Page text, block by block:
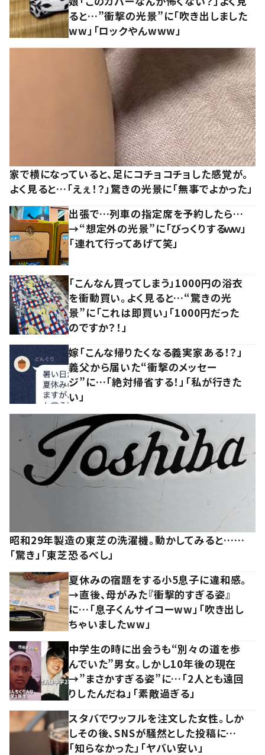
ると…”衝撃の光景”に「吹き出しました
ww」「ロックやんwww」
家で横になっていると、足にコチョコチョした感覚が。
よく見ると…「えぇ！？」驚きの光景に「無事でよかった」
出張で…列車の指定席を予約したら…
→“想定外の光景”に「びっくりするｗｗ」
「連れて行ってあげて笑」
「こんなん買ってしまう」1000円の浴衣
を衝動買い。よく見ると…“驚きの光
景”に「これは即買い」「1000円だった
のですか？！」
嫁「こんな帰りたくなる義実家ある！？」
義父から届いた“衝撃のメッセー
ジ”に…「絶対帰省する！」「私が行きた
い」
昭和29年製造の東芝の洗濯機。動かしてみると……
「驚き」「東芝恐るべし」
夏休みの宿題をする小5息子に違和感。
→直後、母がみた『衝撃的すぎる姿』
に…「息子くんサイコーww」「吹き出し
ちゃいましたww」
中学生の時に出会うも“別々の道を歩
んでいた”男女。しかし10年後の現在
→”まさかすぎる姿”に…「2人とも遠回
りしたんだね」「素敵過ぎる」
スタバでワッフルを注文した女性。しか
しその後、SNSが騒然とした投稿に…
「知らなかった」「ヤバい安い」